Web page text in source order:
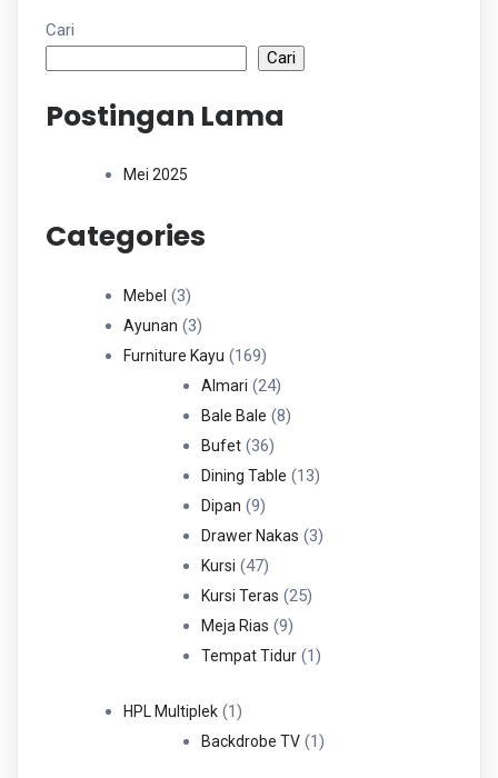
Cari
Cari
Postingan Lama
Mei 2025
Categories
Mebel 33
Produk
Ayunan 33
Produk
Furniture Kayu 169169
Produk
Almari 2424
Produk
Bale Bale 88
Bufet 3636
Produk
Dining Table 1313
Dipan 99
Produk
Drawer Nakas 33
Kursi 4747
Produk
Kursi Teras 2525
Meja Rias 99
Produk
Tempat Tidur 11
HPL Multiplek 11
Produk
Backdrobe TV 11